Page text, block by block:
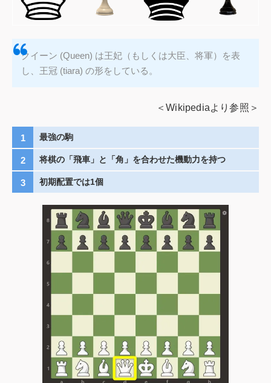
クイーン (Queen) は王妃（もしくは大臣、将軍）を表
し、王冠 (tiara) の形をしている。
＜Wikipediaより参照＞
最強の駒
将棋の「飛車」と「角」を合わせた機動力を持つ
初期配置では1個